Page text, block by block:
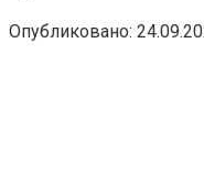
Опубликовано: